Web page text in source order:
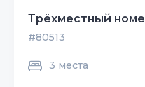
Трёхместный
#80513
3 места